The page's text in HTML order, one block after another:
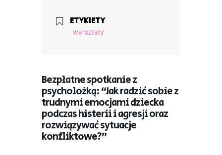
ETYKIETY
warsztaty
Bezpłatne spotkanie z
psycholożką: “Jak radzić sobie z
trudnymi emocjami dziecka
podczas histerii i agresji oraz
rozwiązywać sytuacje
konfliktowe?”